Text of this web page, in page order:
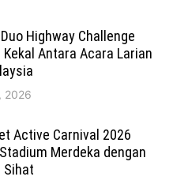
Highway Challenge
Kekal Antara Acara Larian
2026
Active Carnival 2026
Merdeka dengan
Sihat